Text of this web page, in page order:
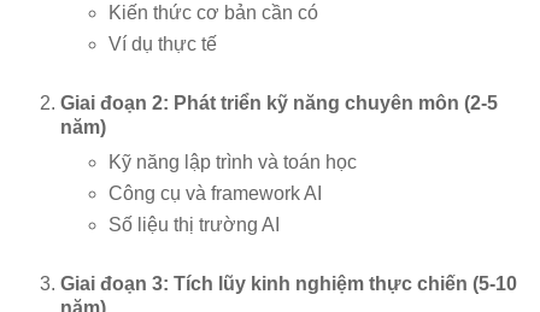
Kiến thức cơ bản cần có
Ví dụ thực tế
Giai đoạn 2: Phát triển kỹ năng chuyên môn (2-5
năm)
Kỹ năng lập trình và toán học
Công cụ và framework AI
Số liệu thị trường AI
Giai đoạn 3: Tích lũy kinh nghiệm thực chiến (5-10
năm)